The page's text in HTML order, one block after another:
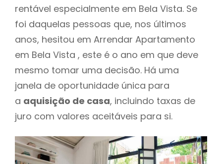
rentável especialmente em Bela Vista. Se
foi daquelas pessoas que, nos últimos
anos, hesitou em Arrendar Apartamento
em Bela Vista , este é o ano em que deve
mesmo tomar uma decisão. Há uma
janela de oportunidade única para
a aquisição de casa, incluindo taxas de
juro com valores aceitáveis para si.